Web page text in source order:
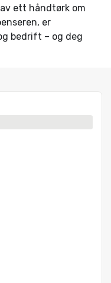
ett håndtørk om
er
bedrift – og deg